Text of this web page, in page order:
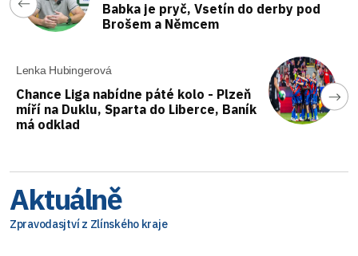
Babka je pryč, Vsetín do derby pod
Brošem a Němcem
Lenka Hubingerová
Chance Liga nabídne páté kolo - Plzeň
míří na Duklu, Sparta do Liberce, Baník
má odklad
Aktuálně
Zpravodasjtví z Zlínského kraje